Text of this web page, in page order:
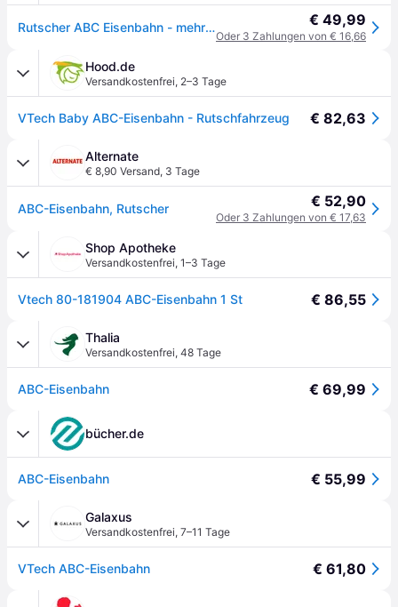
Rutscher ABC Eisenbahn - mehrfarbig € 49,99
Oder 3 Zahlungen von € 16,66
Hood.de
Versandkostenfrei, 2–3 Tage
VTech Baby ABC-Eisenbahn - Rutschfahrzeug € 82,63
Alternate
€ 8,90 Versand, 3 Tage
ABC-Eisenbahn, Rutscher € 52,90
Oder 3 Zahlungen von € 17,63
Shop Apotheke
Versandkostenfrei, 1–3 Tage
Vtech 80-181904 ABC-Eisenbahn 1 St € 86,55
Thalia
Versandkostenfrei, 48 Tage
ABC-Eisenbahn € 69,99
bücher.de
ABC-Eisenbahn € 55,99
Galaxus
Versandkostenfrei, 7–11 Tage
VTech ABC-Eisenbahn € 61,80